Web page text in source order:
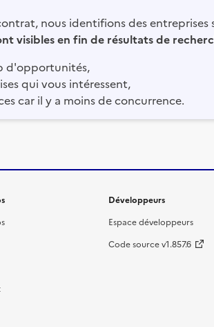
nous identifions des
visibles en fin de résultats de
d'opportunités,
qui vous intéressent,
car il y a moins de concurrence.
site
Développeurs
Espace développeurs
Code source v1.857.6